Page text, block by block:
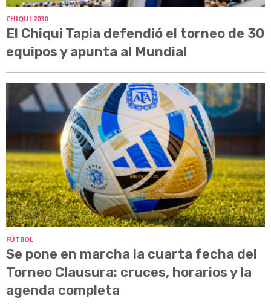
CHIQUI 2030
El Chiqui Tapia defendió el torneo de 30
equipos y apunta al Mundial
FÚTBOL
Se pone en marcha la cuarta fecha del
Torneo Clausura: cruces, horarios y la
agenda completa